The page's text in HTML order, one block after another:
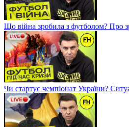
Що війна зробила з футболом? Про
Чи стартує чемпіонат України?